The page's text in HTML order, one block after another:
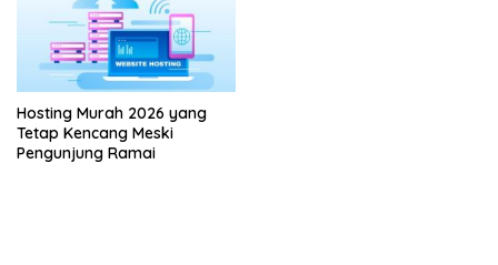
Hosting Murah 2026 yang
Tetap Kencang Meski
Pengunjung Ramai